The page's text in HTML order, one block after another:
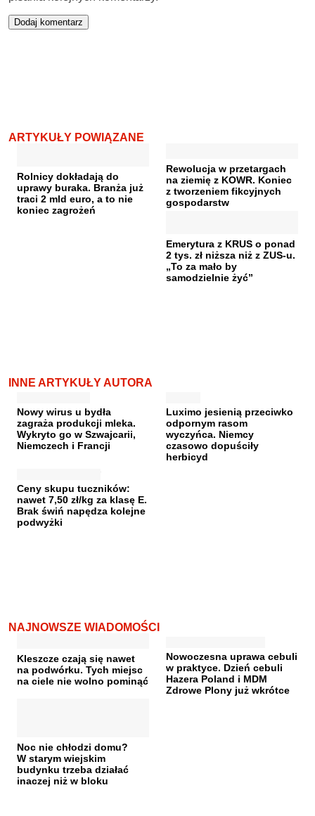
ARTYKUŁY POWIĄZANE
Rolnicy dokładają do
uprawy buraka. Branża już
traci 2 mld euro, a to nie
koniec zagrożeń
Rewolucja w przetargach
na ziemię z KOWR. Koniec
z tworzeniem fikcyjnych
gospodarstw
Emerytura z KRUS o ponad
2 tys. zł niższa niż z ZUS-u.
„To za mało by
samodzielnie żyć”
INNE ARTYKUŁY AUTORA
Nowy wirus u bydła
zagraża produkcji mleka.
Wykryto go w Szwajcarii,
Niemczech i Francji
Luximo jesienią przeciwko
odpornym rasom
wyczyńca. Niemcy
czasowo dopuściły
herbicyd
Ceny skupu tuczników:
nawet 7,50 zł/kg za klasę E.
Brak świń napędza kolejne
podwyżki
NAJNOWSZE WIADOMOŚCI
Kleszcze czają się nawet
na podwórku. Tych miejsc
na ciele nie wolno pominąć
Nowoczesna uprawa cebuli
w praktyce. Dzień cebuli
Hazera Poland i MDM
Zdrowe Plony już wkrótce
Noc nie chłodzi domu?
W starym wiejskim
budynku trzeba działać
inaczej niż w bloku